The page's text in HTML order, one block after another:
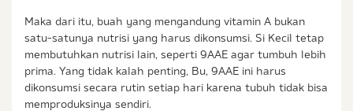
Maka dari itu, buah yang mengandung vitamin A bukan
satu-satunya nutrisi yang harus dikonsumsi. Si Kecil tetap
membutuhkan nutrisi lain, seperti 9AAE agar tumbuh lebih
prima. Yang tidak kalah penting, Bu, 9AAE ini harus
dikonsumsi secara rutin setiap hari karena tubuh tidak bisa
memproduksinya sendiri.